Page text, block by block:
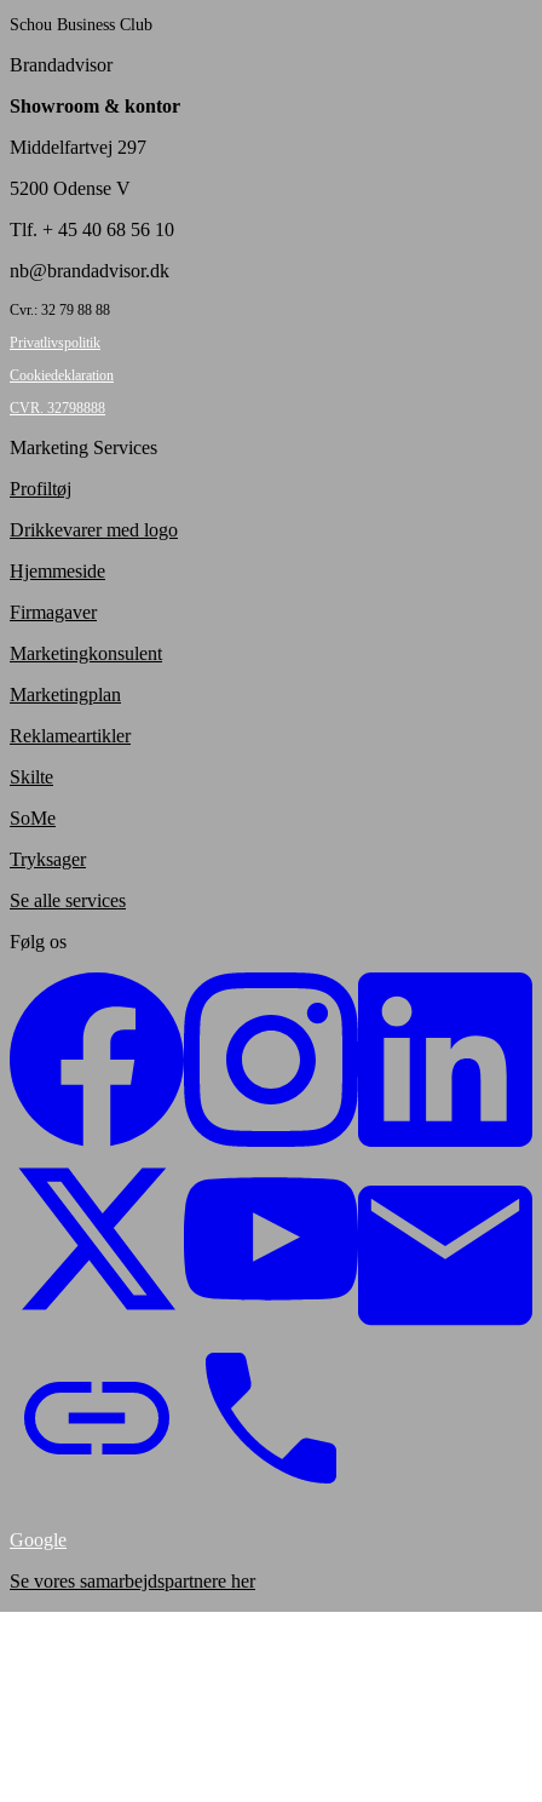
Schou Business Club
Brandadvisor
Showroom & kontor
Middelfartvej 297
5200 Odense V
Tlf. + 45 40 68 56 10
nb@brandadvisor.dk
Cvr.: 32 79 88 88
Privatlivspolitik
Cookiedeklaration
CVR. 32798888
Marketing Services
Profiltøj
Drikkevarer med logo
Hjemmeside
Firmagaver
Marketingkonsulent
Marketingplan
Reklameartikler
Skilte
SoMe
Tryksager
Se alle services
Følg os
Google
Se vores samarbejdspartnere her